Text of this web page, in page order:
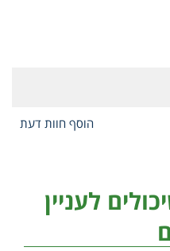
הוסף חוות דעת
לעניין